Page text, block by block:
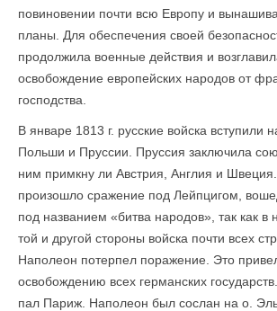
повиновении почти всю Европу и
планы. Для обеспечения своей
продолжила военные действия и
освобождение европейских народов от
господства.
В январе 1813 г. русские войска вступили
Польши и Пруссии. Пруссия заключила
ним примкну ли Австрия, Англия и Швеция.
произошло сражение под Лейпцигом,
под названием «битва народов», так как в
той и другой стороны войска почти всех
Наполеон потерпел поражение. Это
освобождению всех германских
пал Париж. Наполеон был сослан на о.